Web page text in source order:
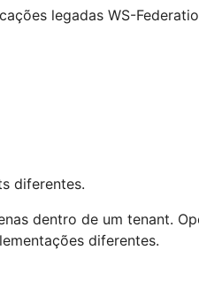
legadas WS-
diferentes.
dentro de um tenant.
diferentes.